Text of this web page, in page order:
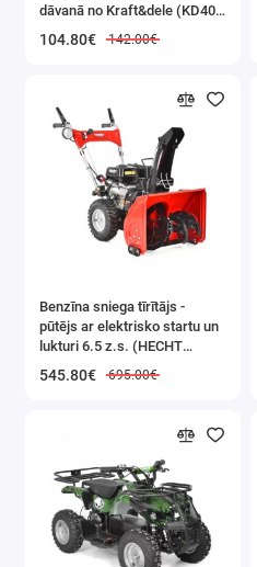
dāvanā no Kraft&dele (KD400
104.80€ 142.00€
Benzīna sniega tīrītājs -
pūtējs ar elektrisko startu un
lukturi 6.5 z.s. (HECHT
545.80€ 695.00€